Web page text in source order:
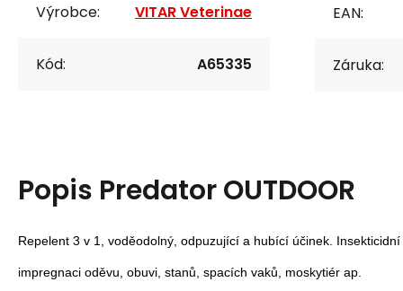
Výrobce: VITAR Veterinae
Kód: A65335
EAN:
Záruka:
Popis Predator OUTDOOR
Repelent 3 v 1, voděodolný, odpuzující a hubící účinek.
impregnaci oděvu, obuvi, stanů, spacích vaků, moskytiér ap.